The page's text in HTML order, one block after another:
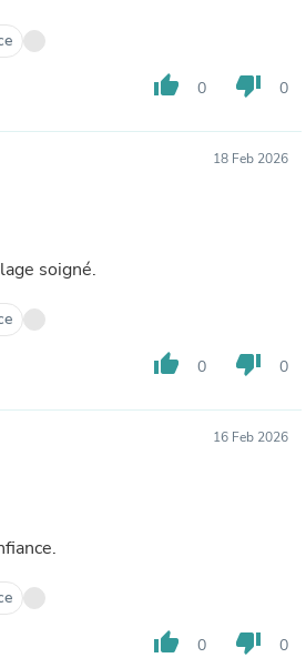
thumb_up 0 thumb_down 0
18 Feb 2026
soigné.
thumb_up 0 thumb_down 0
16 Feb 2026
thumb_up 0 thumb_down 0